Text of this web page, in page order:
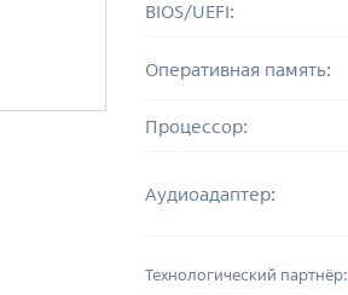
BIOS/UEFI:
Оперативная память:
Процессор:
Аудиоадаптер:
Технологический партнёр: